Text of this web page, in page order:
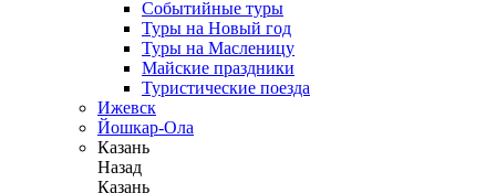
Событийные туры
Туры на Новый год
Туры на Масленицу
Майские праздники
Туристические поезда
Ижевск
Йошкар-Ола
Казань
Назад
Казань